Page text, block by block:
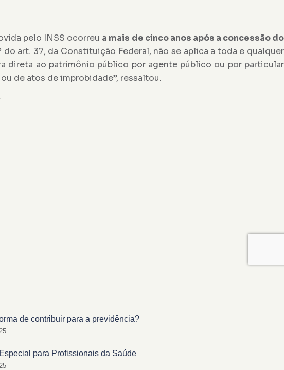
pelo INSS ocorreu a mais de cinco anos após a concessão do
art. 37, da Constituição Federal, não se aplica a toda e qualquer
direta ao patrimônio público por agente público ou por particular
de atos de improbidade”, ressaltou.
de contribuir para a previdência?
para Profissionais da Saúde